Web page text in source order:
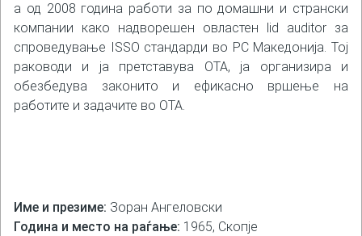
а од 2008 година работи за по домашни и странски
компании како надворешен овластен lid auditor за
спроведување ISSO стандарди во РС Македонија. Тој
раководи и ја претставува ОТА, ја организира и
обезбедува законито и ефикасно вршење на
работите и задачите во ОТА.
Име и презиме: Зоран Ангеловски
Година и место на раѓање: 1965, Скопје